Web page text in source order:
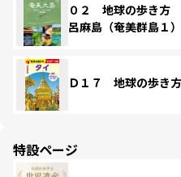
０２ 地球の歩き
呂麻島（奄美群島１
Ｄ１７ 地球の歩き
特設ページ